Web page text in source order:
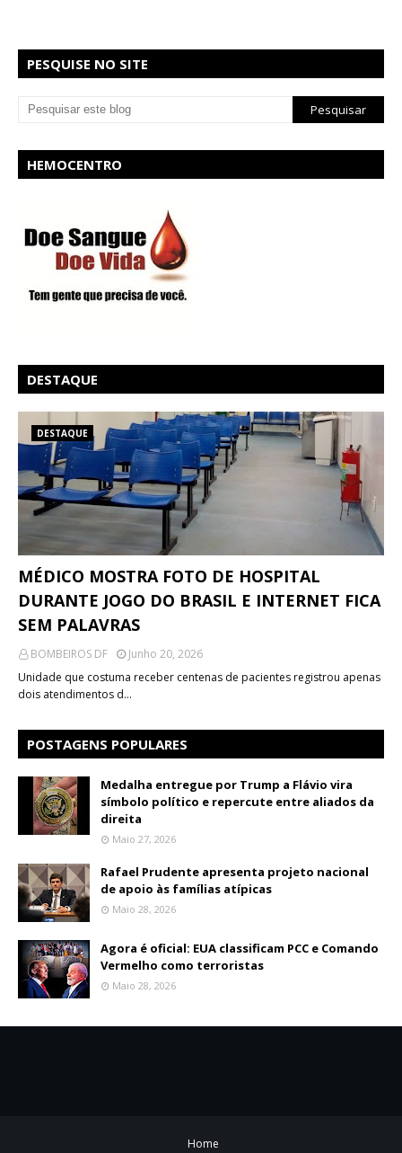
PESQUISE NO SITE
HEMOCENTRO
DESTAQUE
DESTAQUE
MÉDICO MOSTRA FOTO DE HOSPITAL
DURANTE JOGO DO BRASIL E INTERNET FICA
SEM PALAVRAS
BOMBEIROS DF
Junho 20, 2026
Unidade que costuma receber centenas de pacientes registrou apenas
dois atendimentos d…
POSTAGENS POPULARES
Medalha entregue por Trump a Flávio vira
símbolo político e repercute entre aliados da
direita
Maio 27, 2026
Rafael Prudente apresenta projeto nacional
de apoio às famílias atípicas
Maio 28, 2026
Agora é oficial: EUA classificam PCC e Comando
Vermelho como terroristas
Maio 28, 2026
Home